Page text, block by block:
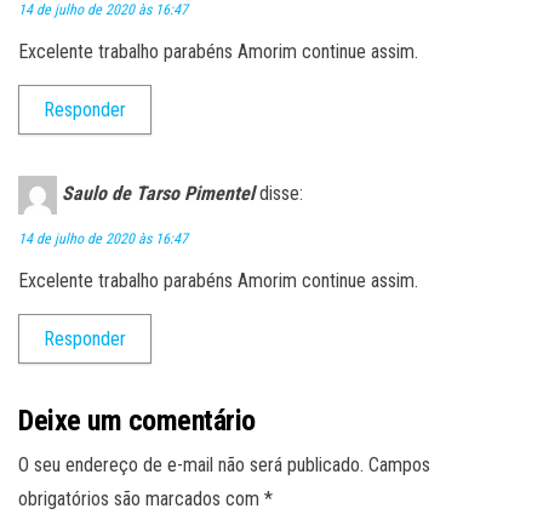
14 de julho de 2020 às 16:47
Excelente trabalho parabéns Amorim continue assim.
Responder
Saulo de Tarso Pimentel disse:
14 de julho de 2020 às 16:47
Excelente trabalho parabéns Amorim continue assim.
Responder
Deixe um comentário
O seu endereço de e-mail não será publicado. Campos
obrigatórios são marcados com *